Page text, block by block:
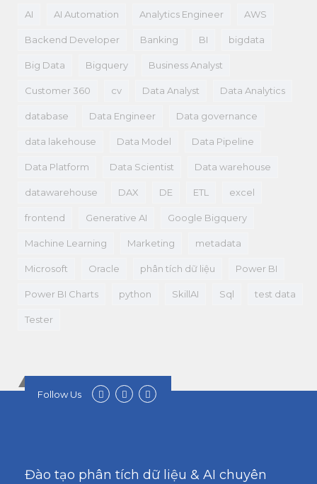
AI AI Automation Analytics Engineer AWS
Backend Developer Banking BI bigdata
Big Data Bigquery Business Analyst
Customer 360 cv Data Analyst Data Analytics
database Data Engineer Data governance
data lakehouse Data Model Data Pipeline
Data Platform Data Scientist Data warehouse
datawarehouse DAX DE ETL excel
frontend Generative AI Google Bigquery
Machine Learning Marketing metadata
Microsoft Oracle phân tích dữ liệu Power BI
Power BI Charts python SkillAI Sql test data
Tester
Follow Us
Đào tạo phân tích dữ liệu & AI chuyên